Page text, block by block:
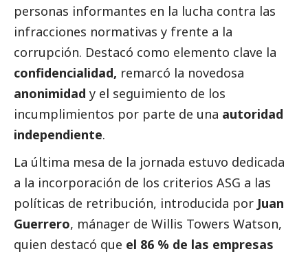
personas informantes en la lucha contra las
infracciones normativas y frente a la
corrupción. Destacó como elemento clave la
confidencialidad, remarcó la novedosa
anonimidad y el seguimiento de los
incumplimientos por parte de una autoridad
independiente.
La última mesa de la jornada estuvo dedicada
a la incorporación de los criterios ASG a las
políticas de retribución, introducida por Juan
Guerrero, mánager de Willis Towers Watson,
quien destacó que el 86 % de las empresas